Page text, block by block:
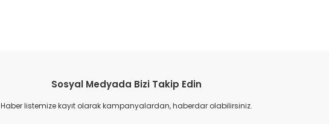
Sosyal Medyada Bizi Takip Edin
Haber listemize kayıt olarak kampanyalardan, haberdar olabilirsiniz.